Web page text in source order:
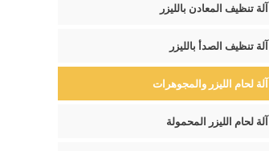
آلة تنظيف المعادن بالليزر
آلة تنظيف الصدأ بالليزر
آلة لحام الليزر والمجوهرات
آلة لحام الليزر المحمولة